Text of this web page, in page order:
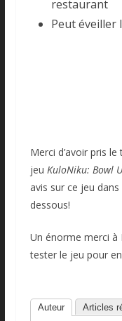
restaurant
Peut éveiller
Merci d’avoir pris
jeu KuloNiku: Bowl
avis sur ce jeu
dessous!
Un énorme merci à
tester le jeu pour
Auteur Articles